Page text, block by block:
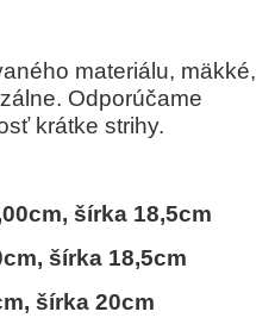
materiálu, mäkké,
Odporúčame
krátke strihy.
šírka 18,5cm
šírka 18,5cm
šírka 20cm